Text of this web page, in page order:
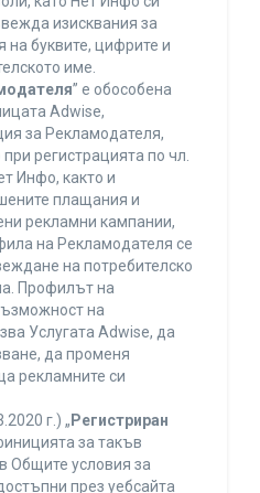
изисквания за
буквите, цифрите и
име.
” е обособена
Adwise,
за Рекламодателя,
регистрацията по чл.
Инфо, както и
плащания и
рекламни кампании,
на Рекламодателя се
на потребителско
Профилът на
на
Услугата Adwise, да
да променя
рекламните си
г.) „ Регистриран
за такъв
Общите условия за
през уебсайта